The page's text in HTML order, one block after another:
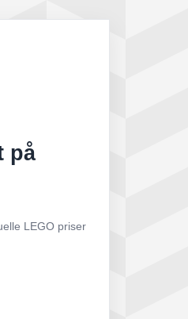
på
LEGO priser